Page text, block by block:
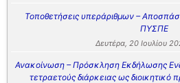
Τοποθετήσεις υπεράριθμων –
ΠΥΣΠΕ
Δευτέρα, 20 Ιουλίου
Ανακοίνωση – Πρόσκληση Εκδήλωσης
τετραετούς διάρκειας ως διοικητικό